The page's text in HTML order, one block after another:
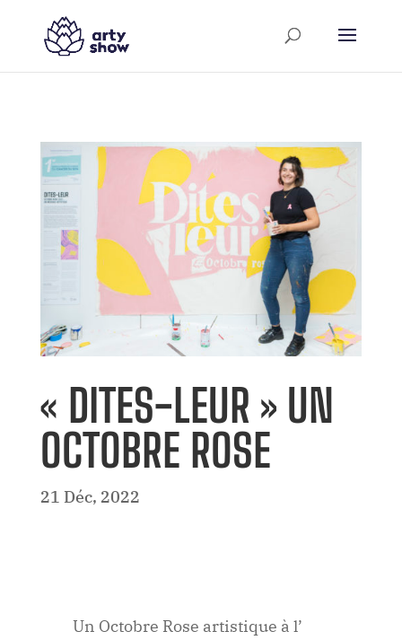
« DITES-LEUR » UN
OCTOBRE ROSE
21 Déc, 2022
Un Octobre Rose artistique à l’